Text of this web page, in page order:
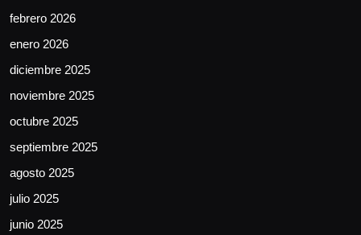
febrero 2026
enero 2026
diciembre 2025
noviembre 2025
octubre 2025
septiembre 2025
agosto 2025
julio 2025
junio 2025